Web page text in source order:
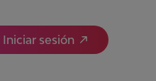
Iniciar sesión